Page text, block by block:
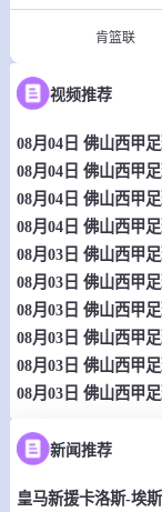
肯篮联
股权银行
情报
欧锦U16 A
法国U16
情报
欧锦U16 A
塞尔维亚U16
卢旺达联
视频推荐
08月04日 佛山西甲
08月04日 佛山西甲
08月04日 佛山西甲
08月04日 佛山西甲
08月03日 佛山西甲
08月03日 佛山西甲
08月03日 佛山西甲
08月03日 佛山西甲
08月03日 佛山西甲
08月03日 佛山西甲
新闻推荐
皇马新援卡洛斯-埃